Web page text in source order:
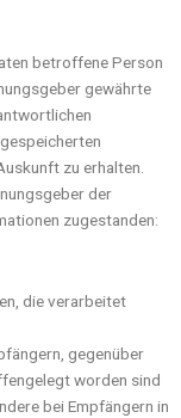
betroffene Person
gewährte
zu erhalten.
der
zugestanden:
die verarbeitet
gegenüber
worden sind
bei Empfängern in